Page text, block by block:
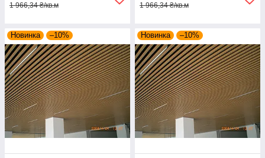
1 966,34 ₴/кв.м 1 966,34 ₴/кв.м
Новинка –10% Новинка –10%